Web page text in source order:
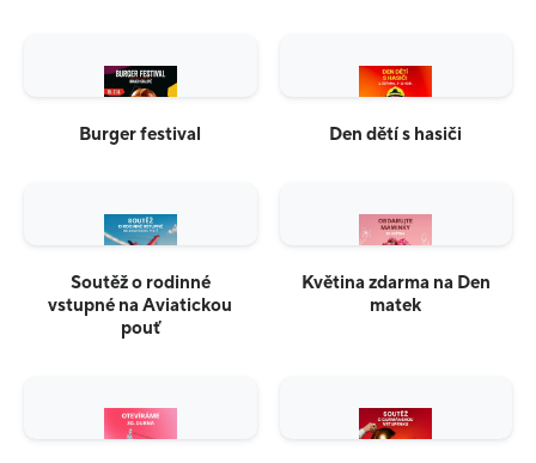
Burger festival Den dětí s hasiči
Soutěž o rodinné
vstupné na Aviatickou
pouť
Květina zdarma na Den
matek